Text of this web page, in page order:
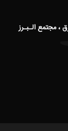
، مجتمع الـبـرز